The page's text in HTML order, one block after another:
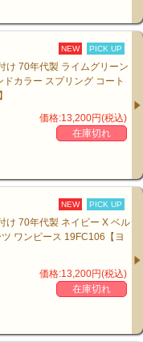
NEW PICK UP
け 70年代製 ライムグリーン
カラー スプリング コート
価格:13,200円(税込)
在庫切れ
NEW PICK UP
け 70年代製 ネイビー X ベル
ワンピース 19FC106【ヨ
価格:13,200円(税込)
在庫切れ